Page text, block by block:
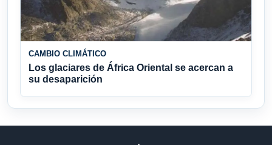
CAMBIO CLIMÁTICO
Los glaciares de África Oriental se acercan a
su desaparición